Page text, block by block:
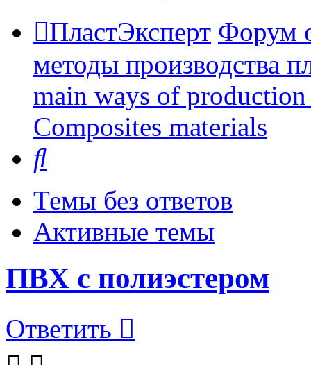
ПластЭксперт Форум
методы производства
main ways of
Сomposites materials
Темы без ответов
Активные темы
ПВХ с полиэстером
Ответить